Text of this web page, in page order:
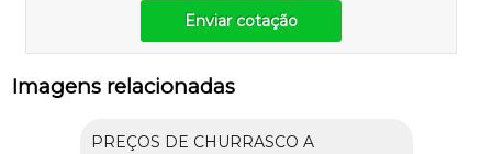
Enviar cotação
Imagens relacionadas
PREÇOS DE CHURRASCO A